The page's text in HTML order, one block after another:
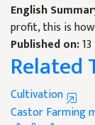
English
profit, this is
Published on:
Related
Cultivation
Castor Farming